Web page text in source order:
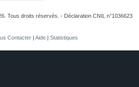
Tous droits réservés. - Déclaration CNIL n°1036623
Contacter | Aide | Statistiques